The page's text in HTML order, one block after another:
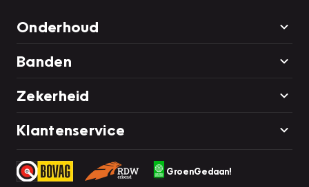
Onderhoud
Banden
Zekerheid
Klantenservice
GroenGedaan!